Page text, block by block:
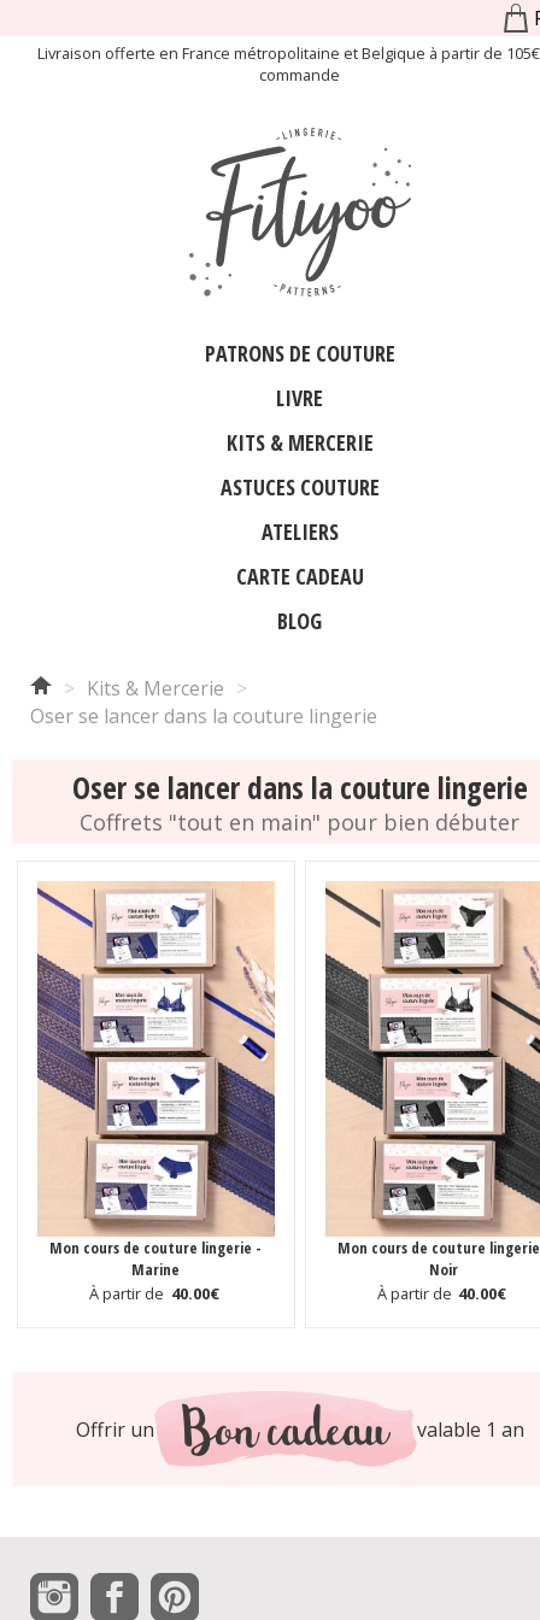
Livraison offerte en France métropolitaine et Belgique à partir de
commande
PATRONS DE COUTURE
LIVRE
KITS & MERCERIE
ASTUCES COUTURE
ATELIERS
CARTE CADEAU
BLOG
> Kits & Mercerie >
Oser se lancer dans la couture lingerie
Oser se lancer dans la couture lingerie
Coffrets "tout en main" pour bien débuter
Marine
Offrir un valable 1 an